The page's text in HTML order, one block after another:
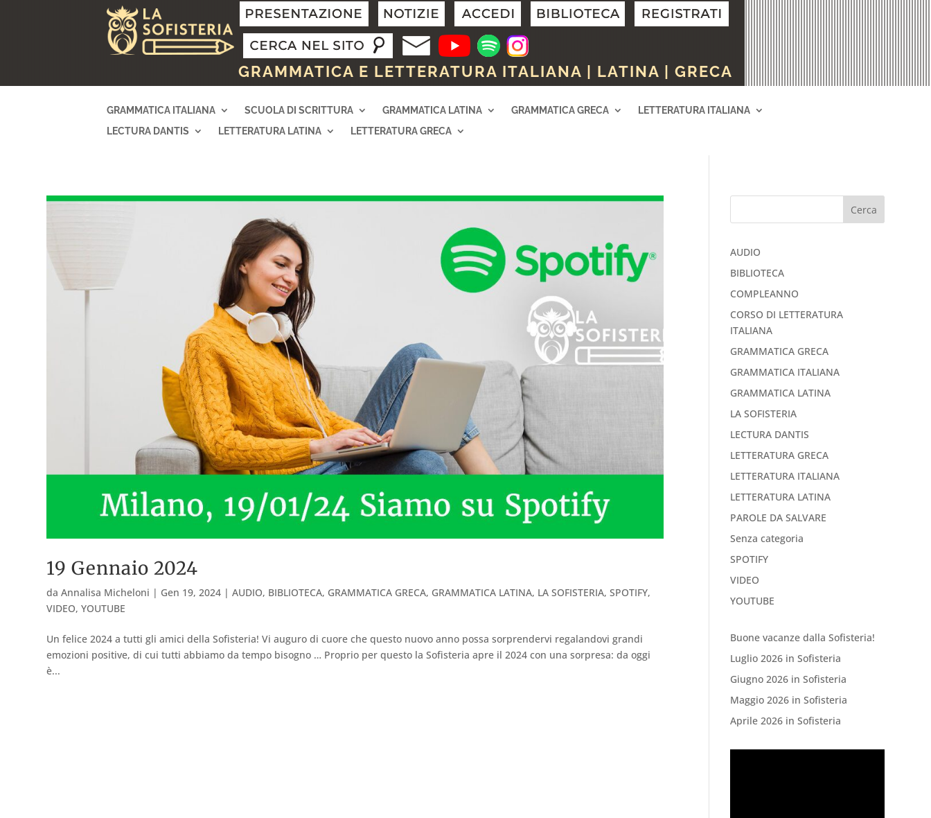
GRAMMATICA E LETTERATURA ITALIANA | LATINA | GRECA
GRAMMATICA ITALIANA SCUOLA DI SCRITTURA GRAMMATICA LATINA GRAMMATICA GRECA
LETTERATURA ITALIANA
LECTURA DANTIS
LETTERATURA LATINA LETTERATURA GRECA
19 Gennaio 2024
daAnnalisa Micheloni | Gen 19, 2024 |AUDIO, BIBLIOTECA, GRAMMATICA GRECA, GRAMMATICA LATINA, LA SOFISTERIA,SPOTIFY,
VIDEO,YOUTUBE
Un felice 2024 a tutti gli amici della Sofisteria! Vi auguro di cuore che questo nuovo anno possa sorprendervi regalandovi grandi
emozioni positive, di cui tutti abbiamo da tempo bisogno … Proprio per questo la Sofisteria apre il 2024 con una sorpresa: da oggi
è...
Cerca
AUDIO
BIBLIOTECA
COMPLEANNO
CORSO DI LETTERATURA
ITALIANA
GRAMMATICA GRECA
GRAMMATICA ITALIANA
GRAMMATICA LATINA
LA SOFISTERIA
LECTURA DANTIS
LETTERATURA GRECA
LETTERATURA ITALIANA
LETTERATURA LATINA
PAROLE DA SALVARE
Senza categoria
SPOTIFY
VIDEO
YOUTUBE
Buone vacanze dalla Sofisteria!
Luglio 2026 in Sofisteria
Giugno 2026 in Sofisteria
Maggio 2026 in Sofisteria
Aprile 2026 in Sofisteria